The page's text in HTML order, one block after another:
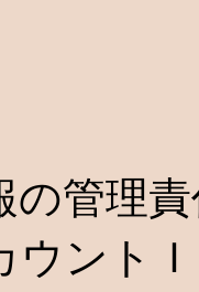
の管理
ント